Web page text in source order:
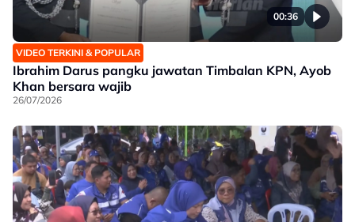
00:36
VIDEO TERKINI & POPULAR
Ibrahim Darus pangku jawatan Timbalan KPN, Ayob
Khan bersara wajib
26/07/2026